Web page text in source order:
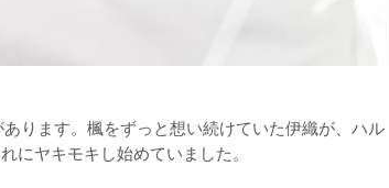
ります。楓をずっと想い続けていた伊織が、ハル
にヤキモキし始めていました。